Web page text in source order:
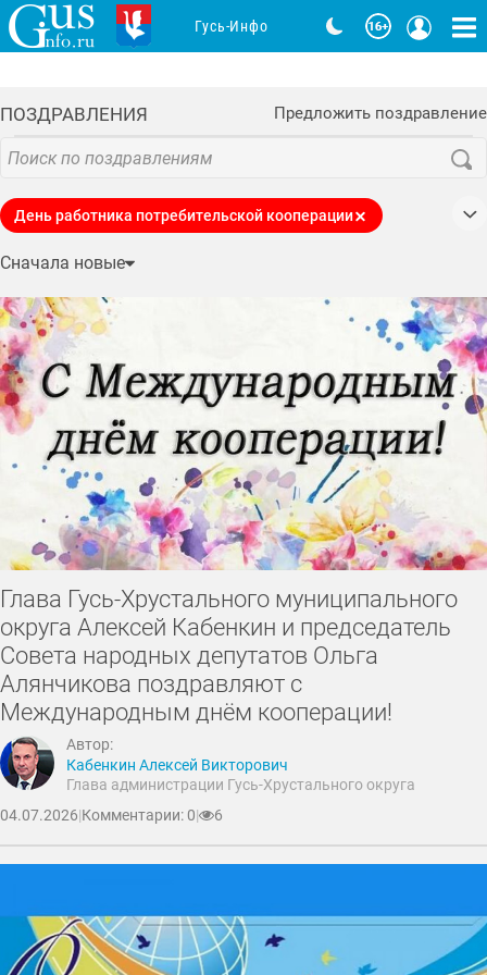
ПОЗДРАВЛЕНИЯ Предложить поздравление
День работника потребительской кооперации
День защитника Отечества
День защиты детей
Новый год
День пожарной охраны
День знаний
День матери
День социального работника
День физкультурника
Рождество Христово
День сотрудника органов внутренних дел
День весны и труда
Пасха
День медицинского работника
День работника культуры
День Госавтоинспекции
День воздушно-десантных войск
Крещение Господне
День учителя
День Героев Отечества
День Государственного флага
День работника стекольной промышленности
Дни рождения
День военно-морского флота
День конституции
юбилеи
День работника прокуратуры
День работника дорожного хозяйства
День образования Владимирской области
Сначала новые
Глава Гусь-Хрустального муниципального
округа Алексей Кабенкин и председатель
Совета народных депутатов Ольга
Алянчикова поздравляют с
Международным днём кооперации!
Автор:
Кабенкин Алексей Викторович
Глава администрации Гусь-Хрустального округа
04.07.2026|Комментарии: 0| 6
Гусь-Инфо